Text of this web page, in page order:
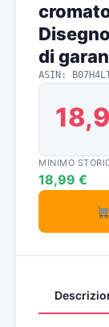
di
ASIN:
MINIMO
18,99 €